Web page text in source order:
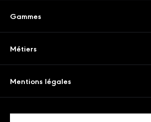
Service consommateurs
Presse
Export
Gammes
Saucissons Secs
Jambons cuits & volailles
Métiers
Mentions légales